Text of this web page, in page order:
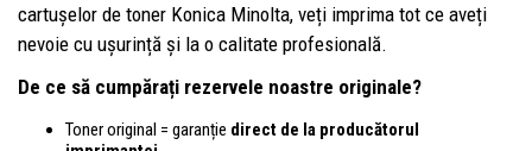
cartușelor de toner Konica Minolta, veți imprima tot ce aveți
nevoie cu ușurință și la o calitate profesională.
De ce să cumpărați rezervele noastre originale?
Toner original = garanție direct de la producătorul